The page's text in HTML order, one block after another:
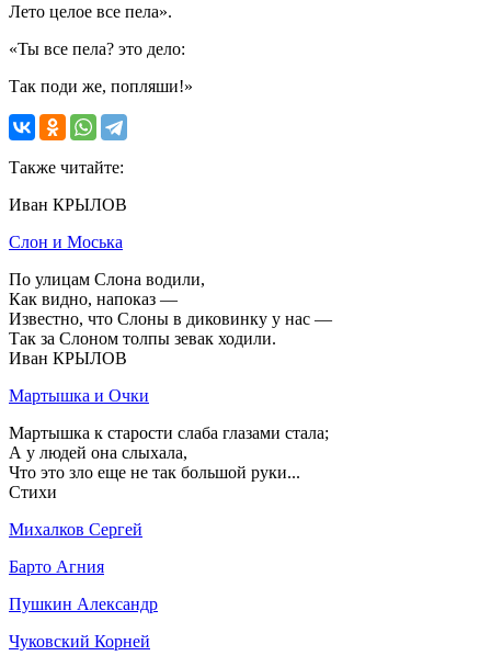
Лето целое все пела».
«Ты все пела? это дело:
Так поди же, попляши!»
Также читайте:
Иван КРЫЛОВ
Слон и Моська
По улицам Слона водили,
Как видно, напоказ —
Известно, что Слоны в диковинку у нас —
Так за Слоном толпы зевак ходили.
Иван КРЫЛОВ
Мартышка и Очки
Мартышка к старости слаба глазами стала;
А у людей она слыхала,
Что это зло еще не так большой руки...
Стихи
Михалков Сергей
Барто Агния
Пушкин Александр
Чуковский Корней